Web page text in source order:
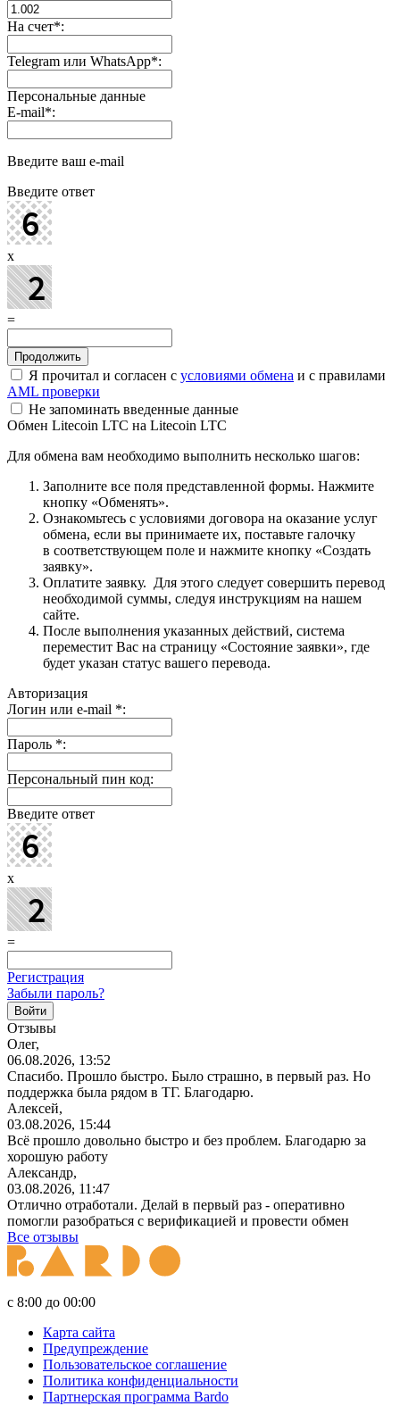
На счет*:
Telegram или WhatsApp*:
Персональные данные
E-mail*:
Введите ваш e-mail
Введите ответ
x
=
Я прочитал и согласен с условиями обмена и с правилами
AML проверки
Не запоминать введенные данные
Обмен Litecoin LTC на Litecoin LTC
Для обмена вам необходимо выполнить несколько шагов:
Заполните все поля представленной формы. Нажмите
кнопку «Обменять».
Ознакомьтесь с условиями договора на оказание услуг
обмена, если вы принимаете их, поставьте галочку
в соответствующем поле и нажмите кнопку «Создать
заявку».
Оплатите заявку. Для этого следует совершить перевод
необходимой суммы, следуя инструкциям на нашем
сайте.
После выполнения указанных действий, система
переместит Вас на страницу «Состояние заявки», где
будет указан статус вашего перевода.
Авторизация
Логин или e-mail *:
Пароль *:
Персональный пин код:
Введите ответ
x
=
Регистрация
Забыли пароль?
Отзывы
Олег,
06.08.2026, 13:52
Спасибо. Прошло быстро. Было страшно, в первый раз. Но
поддержка была рядом в ТГ. Благодарю.
Алексей,
03.08.2026, 15:44
Всё прошло довольно быстро и без проблем. Благодарю за
хорошую работу
Александр,
03.08.2026, 11:47
Отлично отработали. Делай в первый раз - оперативно
помогли разобраться с верификацией и провести обмен
Все отзывы
с 8:00 до 00:00
Карта сайта
Предупреждение
Пользовательское соглашение
Политика конфиденциальности
Партнерская программа Bardo